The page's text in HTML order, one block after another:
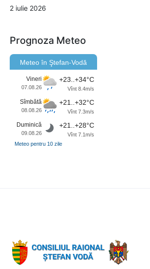
2 iulie 2026
Prognoza Meteo
Meteo în Ştefan-Vodă
Vineri
07.08.26
+23..+34°C
Vînt 8.4m/s
Sîmbătă
08.08.26
+21..+32°C
Vînt 7.3m/s
Duminică
09.08.26
+21..+28°C
Vînt 7.1m/s
Meteo pentru 10 zile